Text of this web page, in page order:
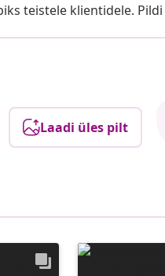
teistele klientidele.
Laadi üles pilt